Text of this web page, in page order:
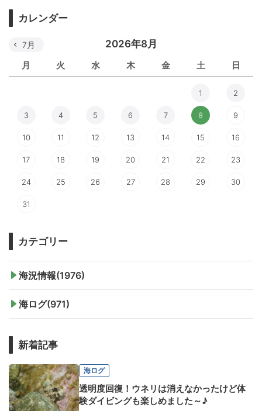
カレンダー
2026年8月
月 火 水 木 金 土 日
7月
1 2
3 4 5 6 7 8 9
10 11 12 13 14 15 16
17 18 19 20 21 22 23
24 25 26 27 28 29 30
31
カテゴリー
海況情報(1976)
海ログ(971)
新着記事
海ログ
透明度回復！ウネリは消えなかったけど体
験ダイビングも楽しめました～♪